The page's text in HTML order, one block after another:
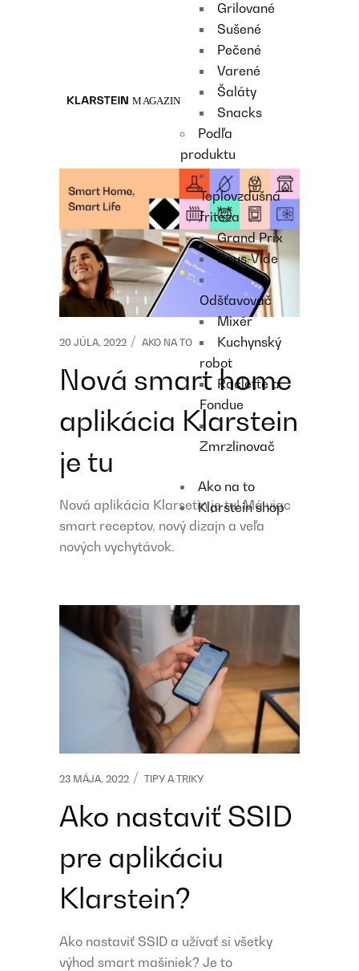
Grilované
Sušené
Pečené
Varené
Šaláty
Snacks
Podľa
produktu
Teplovzdušná
fritéza
Grand Prix
Sous-Vide
Odšťavovač
Mixér
Kuchynský
robot
Raclette a
Fondue
Zmrzlinovač
Ako na to
Klarstein shop
20 JÚLA, 2022 AKO NA TO
Nová smart home
aplikácia Klarstein
je tu
Nová aplikácia Klarsetin je tu! Má viac
smart receptov, nový dizajn a veľa
nových vychytávok.
23 MÁJA, 2022 TIPY A TRIKY
Ako nastaviť SSID
pre aplikáciu
Klarstein?
Ako nastaviť SSID a užívať si všetky
výhod smart mašiniek? Je to